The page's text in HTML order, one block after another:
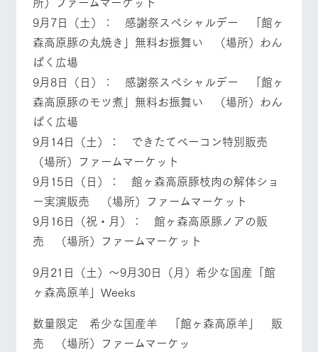
9月7日（土）： 感謝祭スペシャルデー 「館ヶ
森高原豚の丸焼き」無料お振舞い （場所）わん
ぱく広場
9月8日（日）： 感謝祭スペシャルデー 「館ヶ
森高原豚のモツ煮」無料お振舞い （場所）わん
ぱく広場
9月14日（土）： できたてベーコン特別販売
（場所）ファームマーケット
9月15日（日）： 館ヶ森高原豚枝肉の解体ショ
ー実演販売 （場所）ファームマーケット
9月16日（祝・月）： 館ヶ森高原豚ノアの販
売 （場所）ファームマーケット
9月21日（土）～9月30日（月）希少な国産「館
ヶ森高原羊」Weeks
数量限定 希少な国産羊 「館ヶ森高原羊」 販
売 （場所）ファームマーケッ